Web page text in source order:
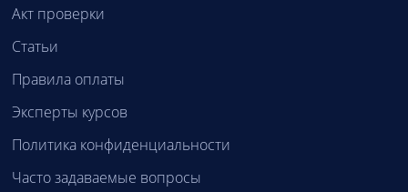
Акт проверки
Статьи
Правила оплаты
Эксперты курсов
Политика конфиденциальности
Часто задаваемые вопросы